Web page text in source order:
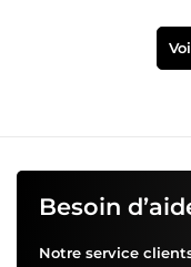
Besoin
Notre service